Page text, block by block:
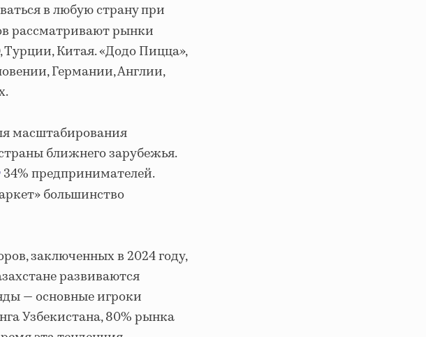
в любую страну при
рассматривают рынки
Китая. «Додо Пицца»,
Германии, Англии,
масштабирования
ближнего зарубежья.
34% предпринимателей.
большинство
заключенных в 2024 году,
развиваются
— основные игроки
Узбекистана, 80% рынка